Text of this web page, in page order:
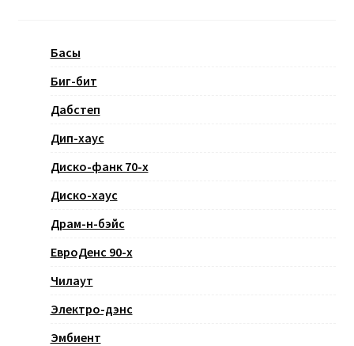
Басы
Биг-бит
Дабстеп
Дип-хаус
Диско-фанк 70-х
Диско-хаус
Драм-н-бэйс
ЕвроДенс 90-х
Чилаут
Электро-дэнс
Эмбиент